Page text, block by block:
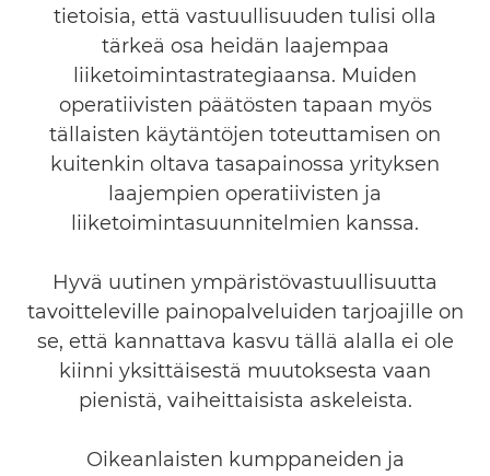
tietoisia, että vastuullisuuden tulisi olla
tärkeä osa heidän laajempaa
liiketoimintastrategiaansa. Muiden
operatiivisten päätösten tapaan myös
tällaisten käytäntöjen toteuttamisen on
kuitenkin oltava tasapainossa yrityksen
laajempien operatiivisten ja
liiketoimintasuunnitelmien kanssa.
Hyvä uutinen ympäristövastuullisuutta
tavoitteleville painopalveluiden tarjoajille on
se, että kannattava kasvu tällä alalla ei ole
kiinni yksittäisestä muutoksesta vaan
pienistä, vaiheittaisista askeleista.
Oikeanlaisten kumppaneiden ja